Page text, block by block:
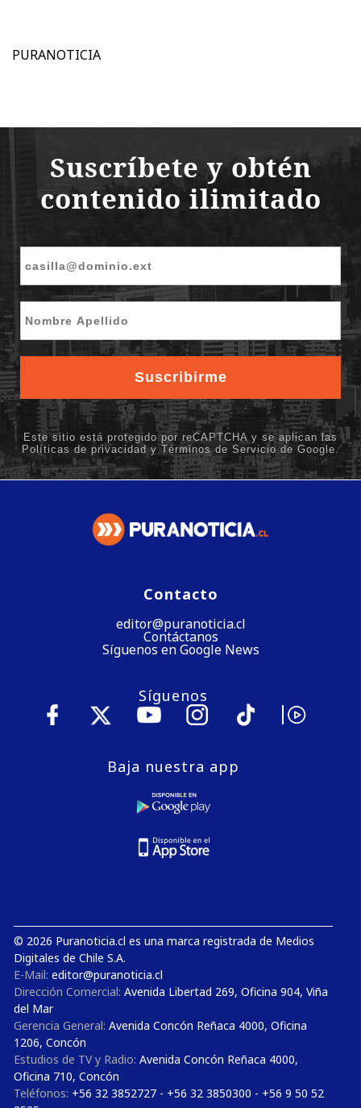
PURANOTICIA
Contacto
editor@puranoticia.cl
Contáctanos
Síguenos en Google News
Síguenos
Baja nuestra app
© 2026 Puranoticia.cl es una marca registrada de Medios
Digitales de Chile S.A.
E-Mail: editor@puranoticia.cl
Dirección Comercial: Avenida Libertad 269, Oficina 904, Viña
del Mar
Gerencia General: Avenida Concón Reñaca 4000, Oficina
1206, Concón
Estudios de TV y Radio: Avenida Concón Reñaca 4000,
Oficina 710, Concón
Teléfonos: +56 32 3852727 - +56 32 3850300 - +56 9 50 52